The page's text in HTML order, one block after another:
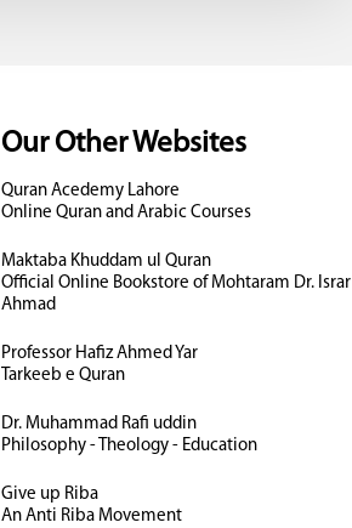
Our Other Websites
Quran Acedemy Lahore
Online Quran and Arabic Courses
Maktaba Khuddam ul Quran
Official Online Bookstore of Mohtaram Dr. Israr
Ahmad
Professor Hafiz Ahmed Yar
Tarkeeb e Quran
Dr. Muhammad Rafi uddin
Philosophy - Theology - Education
Give up Riba
An Anti Riba Movement